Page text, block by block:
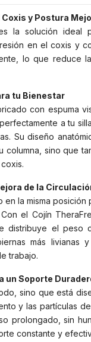
y Postura
la solución ideal
en el coxis y
lo que reduce
tu Bienestar
con espuma
a tu
Su diseño
columna, sino que
de la
en la misma
el Cojín
distribuye el peso
más livianas
trabajo.
un Soporte
sino que está
y las partículas
prolongado, sin
constante y